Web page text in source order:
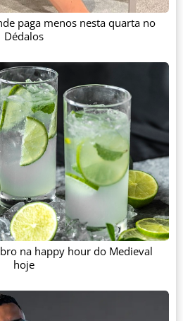
paga menos nesta quarta no
Dédalos
na happy hour do Medieval
hoje